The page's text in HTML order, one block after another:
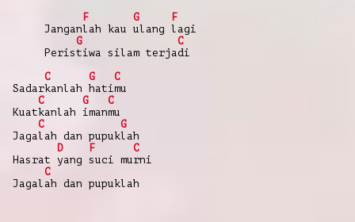
F
G
F
Janganlah kau ulang lagi
G
C
Peristiwa silam terjadi
C
G
C
Sadarkanlah hatimu
C
G
C
Kuatkanlah imanmu
C
G
Jagalah dan pupuklah
D
F
C
Hasrat yang suci murni
C
Jagalah dan pupuklah